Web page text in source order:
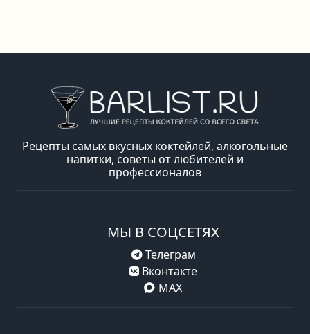
Рецепты самых вкусных коктейлей, алкогольные
напитки, советы от любителей и
профессионалов
МЫ В СОЦСЕТЯХ
Телеграм
Вконтакте
MAX